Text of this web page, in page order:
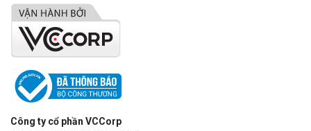
Công ty cổ phần VCCorp